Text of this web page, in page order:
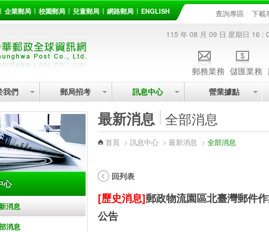
企業郵局 校園郵局 兒童郵局 網路郵局 ENGLISH 查詢專區 下載
115 年 08 月 09 日 星期日 16 :
郵務業務 儲匯業務
我們 郵局招考 訊息中心 營業據點
心
消息
消息
最新消息 全部消息
首頁 > 訊息中心 > 最新消息 > 全部消息
回列表
[歷史消息]郵政物流園區北臺灣郵件
公告